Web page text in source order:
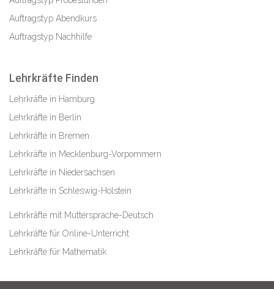
Auftragstyp Abendkurs
Auftragstyp Nachhilfe
Lehrkräfte Finden
Lehrkräfte in Hamburg
Lehrkräfte in Berlin
Lehrkräfte in Bremen
Lehrkräfte in Mecklenburg-Vorpommern
Lehrkräfte in Niedersachsen
Lehrkräfte in Schleswig-Holstein
Lehrkräfte mit Muttersprache-Deutsch
Lehrkräfte für Online-Unterricht
Lehrkräfte für Mathematik